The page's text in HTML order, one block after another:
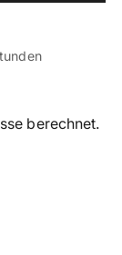
berechnet.